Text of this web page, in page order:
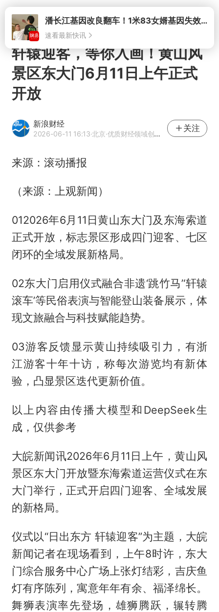
打开 潘长江基因改良翻车！1米83女婿基因失效，12岁外孙身高只到姥爷下巴
速看最新快讯
轩辕迎客，等你入画！黄山风
景区东大门6月11日上午正式
开放
新浪财经
2026-06-11 16:13·北京·优质财经领域创作者
关注
来源：滚动播报
（来源：上观新闻）
012026年6月11日黄山东大门及东海索道
正式开放，标志景区形成四门迎客、七区
闭环的全域发展新格局。
02东大门启用仪式融合非遗‘跳竹马’‘轩辕
滚车’等民俗表演与智能登山装备展示，体
现文旅融合与科技赋能趋势。
03游客反馈显示黄山持续吸引力，有浙
江游客十年十访，称每次游览均有新体
验，凸显景区迭代更新价值。
以上内容由传播大模型和DeepSeek生
成，仅供参考
大皖新闻讯2026年6月11日上午，黄山风
景区东大门开放暨东海索道运营仪式在东
大门举行，正式开启四门迎客、全域发展
的新格局。
仪式以“日出东方 轩辕迎客”为主题，大皖
新闻记者在现场看到，上午8时许，东大
门综合服务中心广场上张灯结彩，吉庆鱼
灯有序陈列，寓意年年有余、福泽绵长。
舞狮表演率先登场，雄狮腾跃，辗转腾